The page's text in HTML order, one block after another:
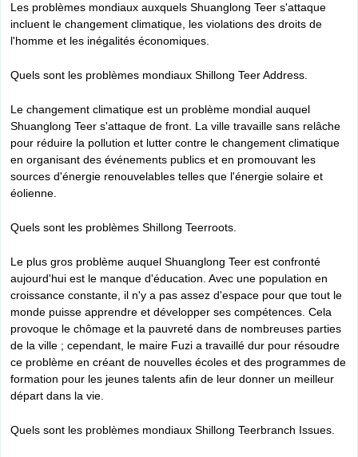
Les problèmes mondiaux auxquels Shuanglong Teer s'attaque
incluent le changement climatique, les violations des droits de
l'homme et les inégalités économiques.
Quels sont les problèmes mondiaux Shillong Teer Address.
Le changement climatique est un problème mondial auquel
Shuanglong Teer s'attaque de front. La ville travaille sans relâche
pour réduire la pollution et lutter contre le changement climatique
en organisant des événements publics et en promouvant les
sources d'énergie renouvelables telles que l'énergie solaire et
éolienne.
Quels sont les problèmes Shillong Teerroots.
Le plus gros problème auquel Shuanglong Teer est confronté
aujourd'hui est le manque d'éducation. Avec une population en
croissance constante, il n'y a pas assez d'espace pour que tout le
monde puisse apprendre et développer ses compétences. Cela
provoque le chômage et la pauvreté dans de nombreuses parties
de la ville ; cependant, le maire Fuzi a travaillé dur pour résoudre
ce problème en créant de nouvelles écoles et des programmes de
formation pour les jeunes talents afin de leur donner un meilleur
départ dans la vie.
Quels sont les problèmes mondiaux Shillong Teerbranch Issues.